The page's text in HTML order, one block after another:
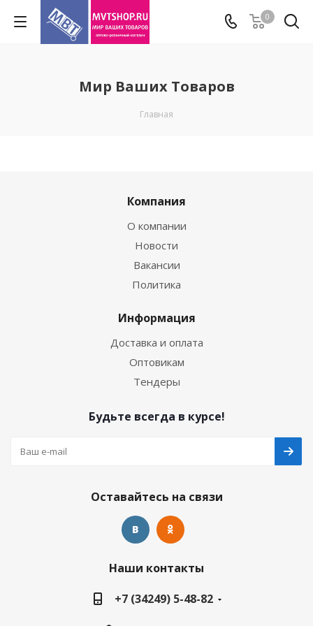
0
Мир Ваших Товаров
Главная
Компания
О компании
Новости
Вакансии
Политика
Информация
Доставка и оплата
Оптовикам
Тендеры
Будьте всегда в курсе!
Оставайтесь на связи
Наши контакты
+7 (34249) 5-48-82